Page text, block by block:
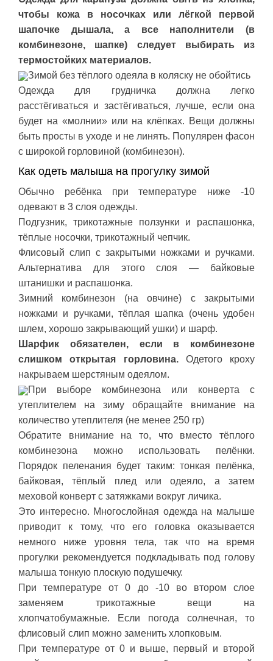
чтобы кожа в носочках или лёгкой первой
шапочке дышала, а все наполнители (в
комбинезоне, шапке) следует выбирать из
термостойких материалов.
Зимой без тёплого одеяла в коляску не обойтись
Одежда для грудничка должна легко
расстёгиваться и застёгиваться, лучше, если она
будет на «молнии» или на клёпках. Вещи должны
быть просты в уходе и не линять. Популярен фасон
с широкой горловиной (комбинезон).
Как одеть малыша на прогулку зимой
Обычно ребёнка при температуре ниже -10
одевают в 3 слоя одежды.
Подгузник, трикотажные ползунки и распашонка,
тёплые носочки, трикотажный чепчик.
Флисовый слип с закрытыми ножками и ручками.
Альтернатива для этого слоя — байковые
штанишки и распашонка.
Зимний комбинезон (на овчине) с закрытыми
ножками и ручками, тёплая шапка (очень удобен
шлем, хорошо закрывающий ушки) и шарф.
Шарфик обязателен, если в комбинезоне
слишком открытая горловина. Одетого кроху
накрываем шерстяным одеялом.
При выборе комбинезона или конверта с
утеплителем на зиму обращайте внимание на
количество утеплителя (не менее 250 гр)
Обратите внимание на то, что вместо тёплого
комбинезона можно использовать пелёнки.
Порядок пеленания будет таким: тонкая пелёнка,
байковая, тёплый плед или одеяло, а затем
меховой конверт с затяжками вокруг личика.
Это интересно. Многослойная одежда на малыше
приводит к тому, что его головка оказывается
немного ниже уровня тела, так что на время
прогулки рекомендуется подкладывать под голову
малыша тонкую плоскую подушечку.
При температуре от 0 до -10 во втором слое
заменяем трикотажные вещи на
хлопчатобумажные. Если погода солнечная, то
флисовый слип можно заменить хлопковым.
При температуре от 0 и выше, первый и второй